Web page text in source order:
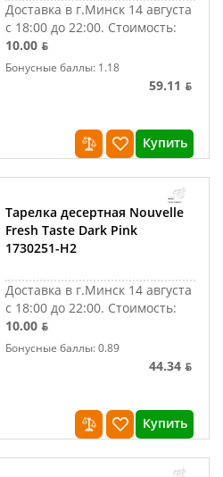
Доставка в г.Минск 14 августа
с 18:00 до 22:00. Стоимость:
10.00 ƃ
Бонусные баллы: 1.18
59.11 ƃ
Купить
Тарелка десертная Nouvelle
Fresh Taste Dark Pink
1730251-Н2
Доставка в г.Минск 14 августа
с 18:00 до 22:00. Стоимость:
10.00 ƃ
Бонусные баллы: 0.89
44.34 ƃ
Купить